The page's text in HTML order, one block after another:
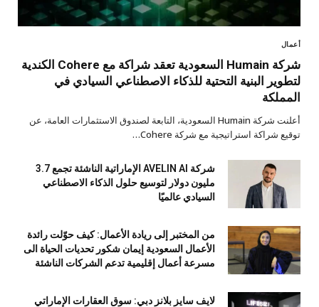
أعمال
شركة Humain السعودية تعقد شراكة مع Cohere الكندية
لتطوير البنية التحتية للذكاء الاصطناعي السيادي في
المملكة
أعلنت شركة Humain السعودية، التابعة لصندوق الاستثمارات العامة، عن
توقيع شراكة استراتيجية مع شركة Cohere…
شركة AVELIN AI الإماراتية الناشئة تجمع 3.7
مليون دولار لتوسيع حلول الذكاء الاصطناعي
السيادي عالميًا
من المختبر إلى ريادة الأعمال: كيف حوّلت رائدة
الأعمال السعودية إيمان شكور تحديات الحياة الى
مسرعة أعمال إقليمية تدعم الشركات الناشئة
لايف سايز بلانز دبي: سوق العقارات الإماراتي